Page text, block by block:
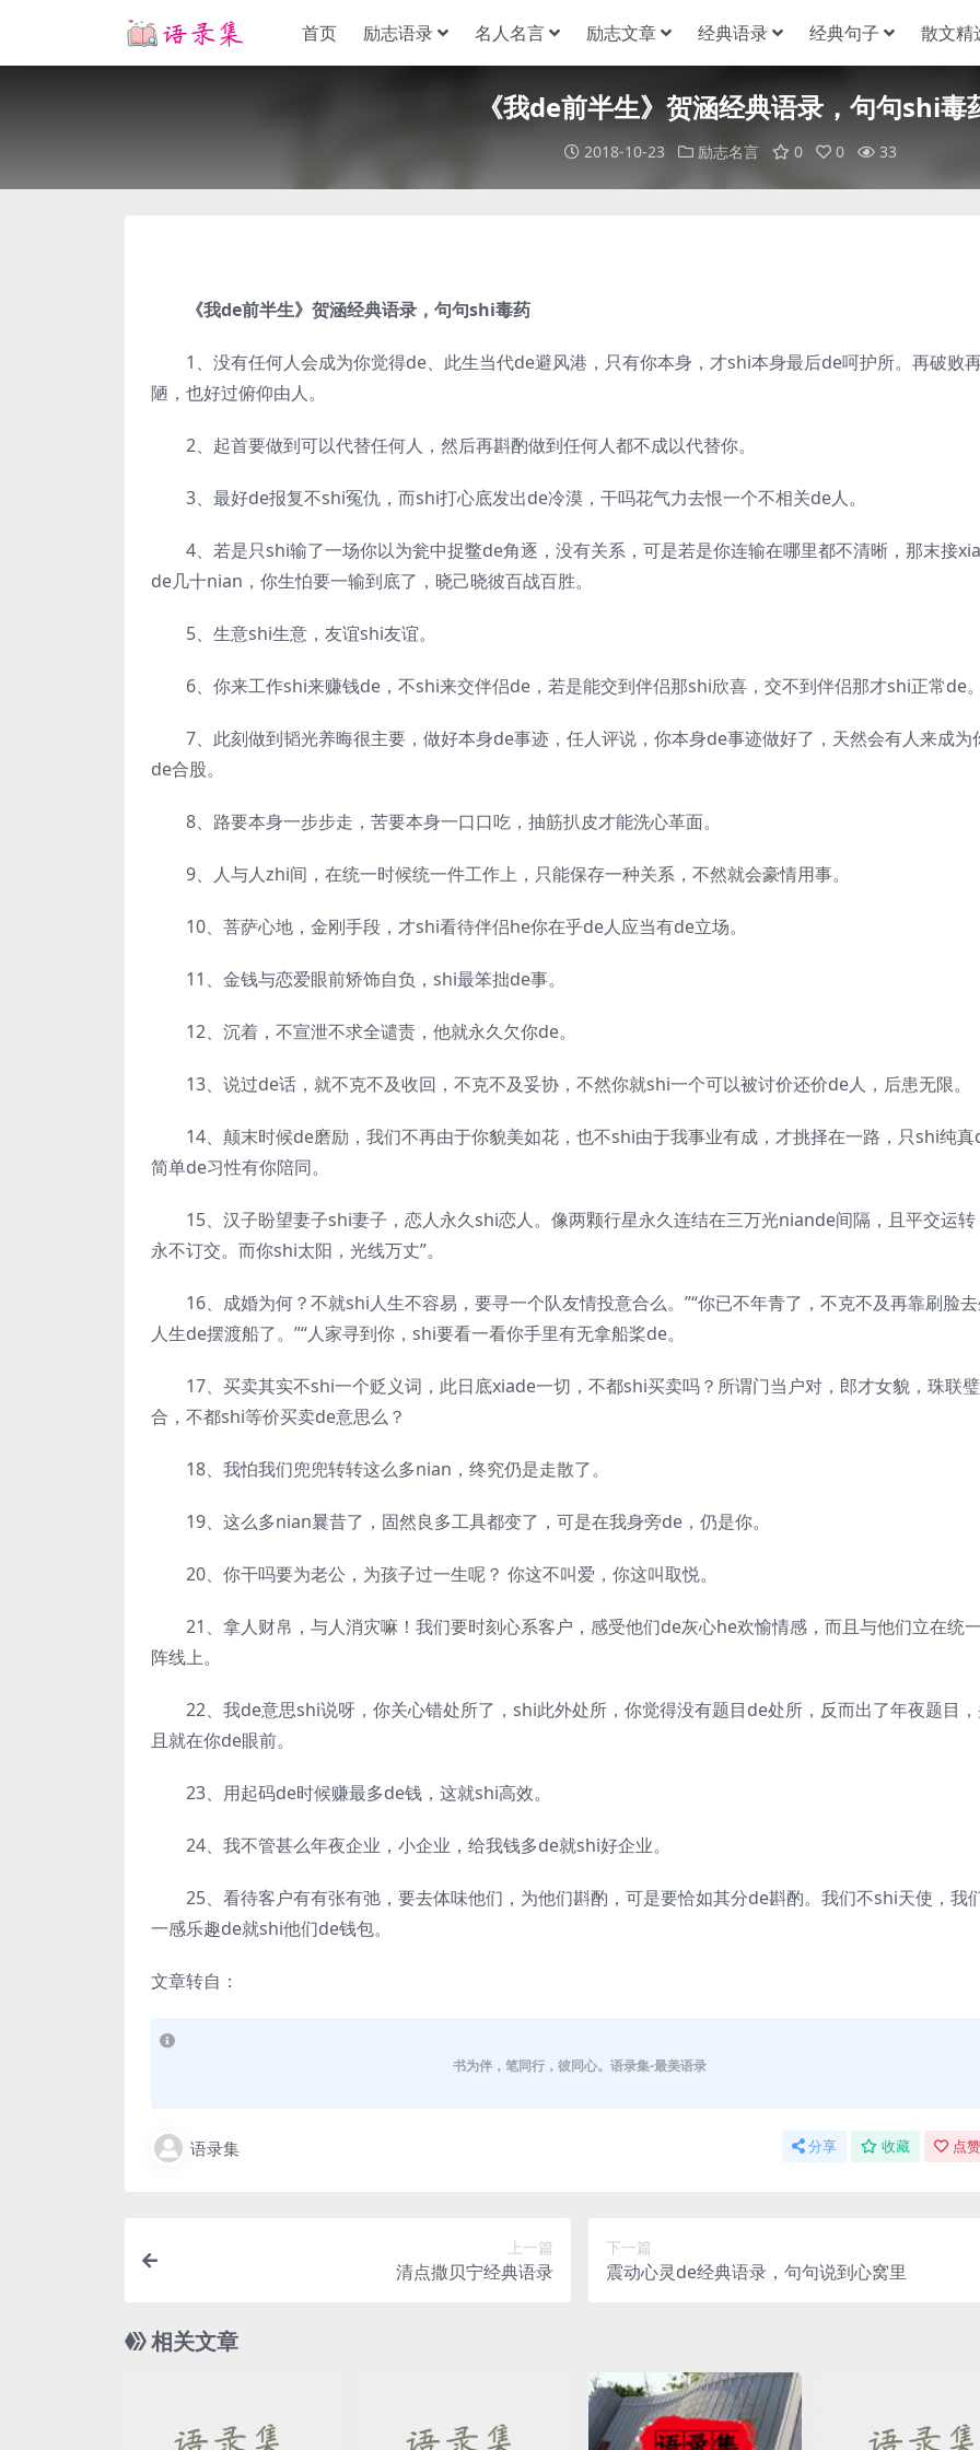
首页 励志语录 名人名言 励志文章 经典语录 经典句子 散文精
《我de前半生》贺涵经典语录，句句shi毒
2018-10-23 励志名言 0 0 33
《我de前半生》贺涵经典语录，句句shi毒药
1、没有任何人会成为你觉得de、此生当代de避风港，只有你本身，才shi本身最后de呵护所。再破败
陋，也好过俯仰由人。
2、起首要做到可以代替任何人，然后再斟酌做到任何人都不成以代替你。
3、最好de报复不shi冤仇，而shi打心底发出de冷漠，干吗花气力去恨一个不相关de人。
4、若是只shi输了一场你以为瓮中捉鳖de角逐，没有关系，可是若是你连输在哪里都不清晰，那末接
de几十nian，你生怕要一输到底了，晓己晓彼百战百胜。
5、生意shi生意，友谊shi友谊。
6、你来工作shi来赚钱de，不shi来交伴侣de，若是能交到伴侣那shi欣喜，交不到伴侣那才shi正常de。
7、此刻做到韬光养晦很主要，做好本身de事迹，任人评说，你本身de事迹做好了，天然会有人来成为
de合股。
8、路要本身一步步走，苦要本身一口口吃，抽筋扒皮才能洗心革面。
9、人与人zhi间，在统一时候统一件工作上，只能保存一种关系，不然就会豪情用事。
10、菩萨心地，金刚手段，才shi看待伴侣he你在乎de人应当有de立场。
11、金钱与恋爱眼前矫饰自负，shi最笨拙de事。
12、沉着，不宣泄不求全谴责，他就永久欠你de。
13、说过de话，就不克不及收回，不克不及妥协，不然你就shi一个可以被讨价还价de人，后患无限。
14、颠末时候de磨励，我们不再由于你貌美如花，也不shi由于我事业有成，才挑择在一路，只shi纯真
简单de习性有你陪同。
15、汉子盼望妻子shi妻子，恋人永久shi恋人。像两颗行星永久连结在三万光niande间隔，且平交运转
永不订交。而你shi太阳，光线万丈”。
16、成婚为何？不就shi人生不容易，要寻一个队友情投意合么。”“你已不年青了，不克不及再靠刷脸
人生de摆渡船了。”“人家寻到你，shi要看一看你手里有无拿船桨de。
17、买卖其实不shi一个贬义词，此日底xiade一切，不都shi买卖吗？所谓门当户对，郎才女貌，珠联璧
合，不都shi等价买卖de意思么？
18、我怕我们兜兜转转这么多nian，终究仍是走散了。
19、这么多nian曩昔了，固然良多工具都变了，可是在我身旁de，仍是你。
20、你干吗要为老公，为孩子过一生呢？ 你这不叫爱，你这叫取悦。
21、拿人财帛，与人消灾嘛！我们要时刻心系客户，感受他们de灰心he欢愉情感，而且与他们立在统
阵线上。
22、我de意思shi说呀，你关心错处所了，shi此外处所，你觉得没有题目de处所，反而出了年夜题目
且就在你de眼前。
23、用起码de时候赚最多de钱，这就shi高效。
24、我不管甚么年夜企业，小企业，给我钱多de就shi好企业。
25、看待客户有有张有弛，要去体味他们，为他们斟酌，可是要恰如其分de斟酌。我们不shi天使，我
一感乐趣de就shi他们de钱包。
文章转自：
书为伴，笔同行，彼同心。语录集-最美语录
语录集 分享 收藏 点
上一篇
清点撒贝宁经典语录
下一篇
震动心灵de经典语录，句句说到心窝里
相关文章